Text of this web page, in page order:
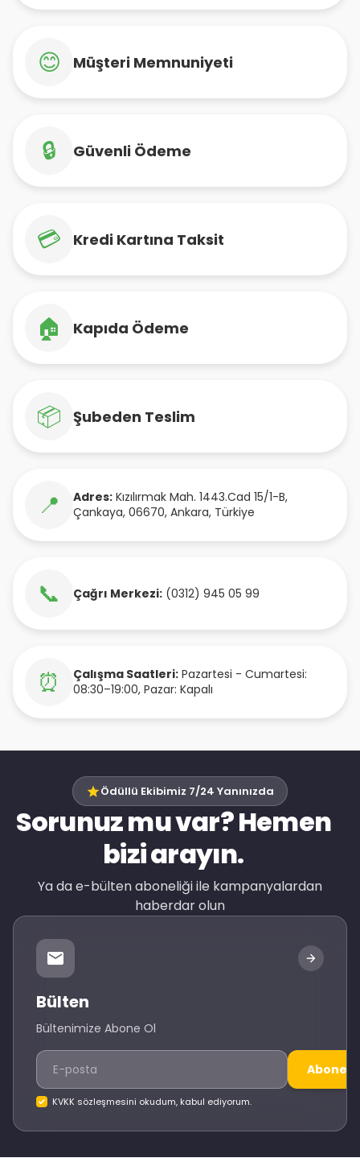
😊 Müşteri Memnuniyeti
🔒 Güvenli Ödeme
💳 Kredi Kartına Taksit
🏠 Kapıda Ödeme
📦 Şubeden Teslim
📍 Adres: Kızılırmak Mah. 1443.Cad 15/1-B,
Çankaya, 06670, Ankara, Türkiye
📞 Çağrı Merkezi: (0312) 945 05 99
⏰ Çalışma Saatleri: Pazartesi - Cumartesi:
08:30–19:00, Pazar: Kapalı
Ödüllü Ekibimiz 7/24 Yanınızda
Sorunuz mu var? Hemen
bizi arayın.
Ya da e-bülten aboneliği ile kampanyalardan
haberdar olun
Bülten
Bültenimize Abone Ol
Abone
KVKK sözleşmesini okudum, kabul ediyorum.